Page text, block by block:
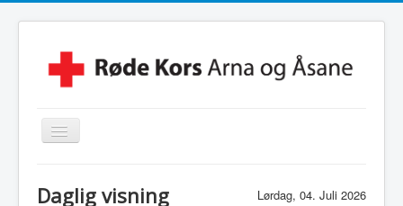
Skjul/Vis
navigasjon
Daglig visning
Lørdag, 04. Juli 2026